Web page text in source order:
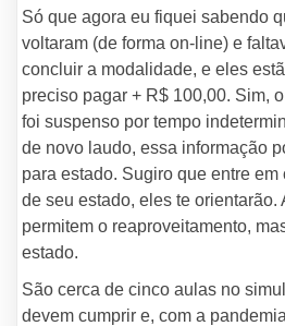
Só que agora eu fiquei sabendo
voltaram (de forma on-line) e
concluir a modalidade, e eles
preciso pagar + R$ 100,00. Sim,
foi suspenso por tempo
de novo laudo, essa informação
para estado. Sugiro que entre em
de seu estado, eles te orientarão.
permitem o reaproveitamento,
estado.
São cerca de cinco aulas no
devem cumprir e, com a